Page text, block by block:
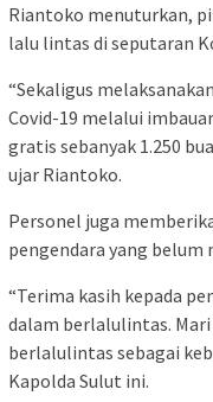
Riantoko menuturkan,
lalu lintas di seputaran
“Sekaligus
Covid-19 melalui
gratis sebanyak 1.250
ujar Riantoko.
Personel juga
pengendara yang
“Terima kasih kepada
dalam berlalulintas.
berlalulintas sebagai
Kapolda Sulut ini.